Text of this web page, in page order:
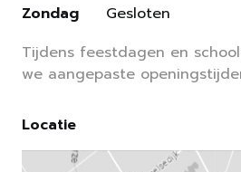
Zondag
Gesloten
Tijdens feestdagen en
we aangepaste
Locatie